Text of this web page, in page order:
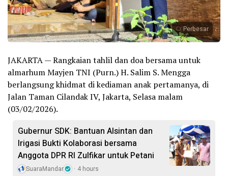
Perbesar
JAKARTA — Rangkaian tahlil dan doa bersama untuk
almarhum Mayjen TNI (Purn.) H. Salim S. Mengga
berlangsung khidmat di kediaman anak pertamanya, di
Jalan Taman Cilandak IV, Jakarta, Selasa malam
(03/02/2026).
Gubernur SDK: Bantuan Alsintan dan
Irigasi Bukti Kolaborasi bersama
Anggota DPR RI Zulfikar untuk Petani
SuaraMandar 4 hours